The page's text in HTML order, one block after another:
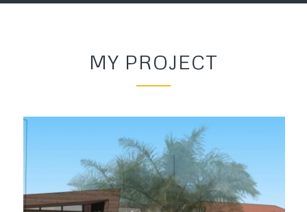
MY PROJECT